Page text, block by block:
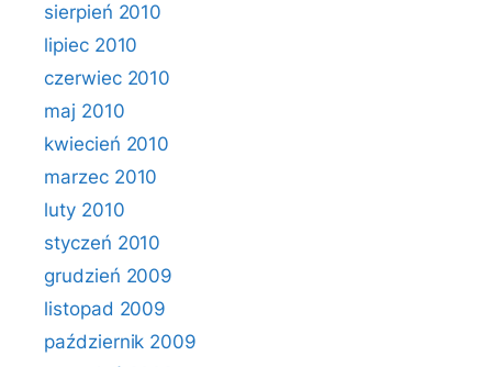
sierpień 2010
lipiec 2010
czerwiec 2010
maj 2010
kwiecień 2010
marzec 2010
luty 2010
styczeń 2010
grudzień 2009
listopad 2009
październik 2009